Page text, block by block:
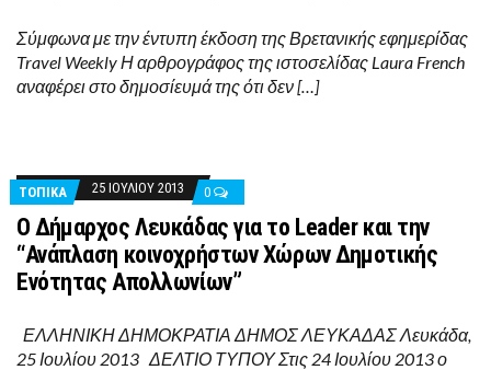
Σύμφωνα με την έντυπη έκδοση της Βρετανικής εφημερίδας
Travel Weekly Η αρθρογράφος της ιστοσελίδας Laura French
αναφέρει στο δημοσίευμά της ότι δεν […]
ΤΟΠΙΚΑ 25 ΙΟΥΛΊΟΥ 2013 0
Ο Δήμαρχος Λευκάδας για το Leader και την
“Ανάπλαση κοινοχρήστων Χώρων Δημοτικής
Ενότητας Απολλωνίων”
ΕΛΛΗΝΙΚΗ ΔΗΜΟΚΡΑΤΙΑ ΔΗΜΟΣ ΛΕΥΚΑΔΑΣ Λευκάδα,
25 Ιουλίου 2013 ΔΕΛΤΙΟ ΤΥΠΟΥ Στις 24 Ιουλίου 2013 ο